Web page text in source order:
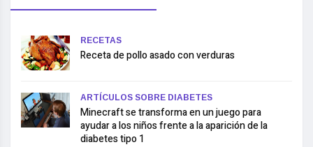
RECETAS
Receta de pollo asado con verduras
ARTÍCULOS SOBRE DIABETES
Minecraft se transforma en un juego para
ayudar a los niños frente a la aparición de la
diabetes tipo 1